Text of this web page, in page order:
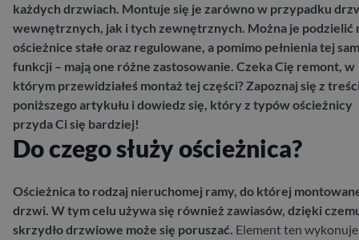
każdych drzwiach. Montuje się je zarówno w przypadku
wewnętrznych, jak i tych zewnętrznych. Można je podzielić
ościeżnice stałe oraz regulowane, a pomimo pełnienia tej
funkcji – mają one różne zastosowanie. Czeka Cię remont, w
którym przewidziałeś montaż tej części? Zapoznaj się z
poniższego artykułu i dowiedz się, który z typów ościeżnicy
przyda Ci się bardziej!
Do czego służy ościeżnica?
Ościeżnica to rodzaj nieruchomej ramy, do której
drzwi. W tym celu używa się również zawiasów, dzięki
skrzydło drzwiowe może się poruszać. Element ten wykonuje